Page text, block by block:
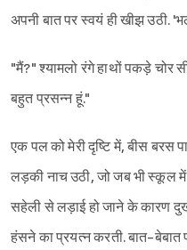
अपनी बात पर स्वयं ही खीझ उठी.
"मैं?" श्यामलो रंगे हाथों पकड़े चोर
बहुत प्रसन्न हूं."
एक पल को मेरी दृष्टि में, बीस बरस
लड़की नाच उठी, जो जब भी स्कूल
सहेली से लड़ाई हो जाने के कारण
हंसने का प्रयत्न करती. बात-